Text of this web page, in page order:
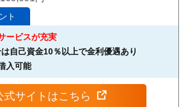
ト
ービスが充実
自己資金10％以上で金利優遇あり
入可能
式サイトはこちら